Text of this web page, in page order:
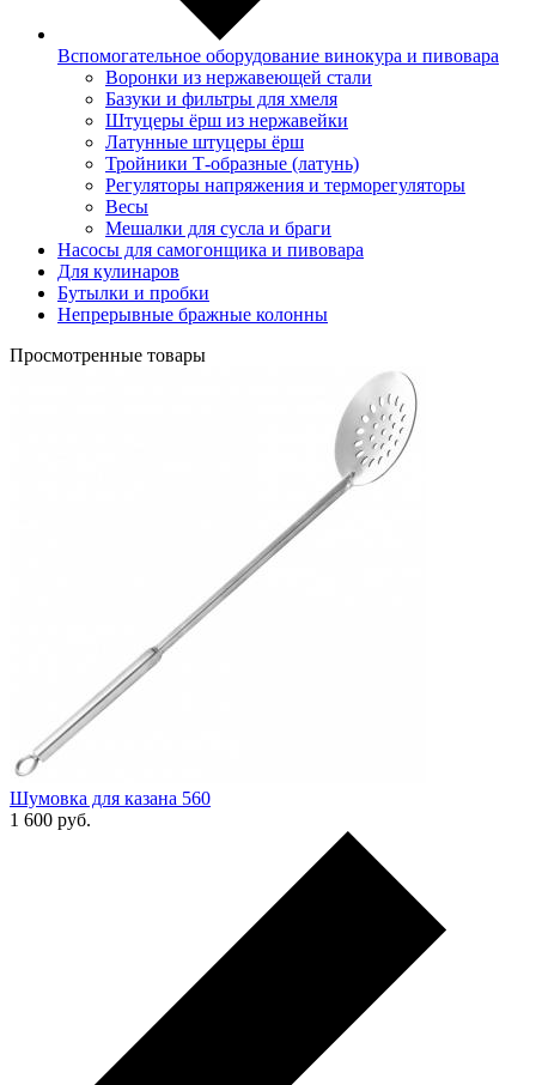
Вспомогательное оборудование винокура и пивовара
Воронки из нержавеющей стали
Базуки и фильтры для хмеля
Штуцеры ёрш из нержавейки
Латунные штуцеры ёрш
Тройники Т-образные (латунь)
Регуляторы напряжения и терморегуляторы
Весы
Мешалки для сусла и браги
Насосы для самогонщика и пивовара
Для кулинаров
Бутылки и пробки
Непрерывные бражные колонны
Просмотренные товары
Шумовка для казана 560
1 600 руб.